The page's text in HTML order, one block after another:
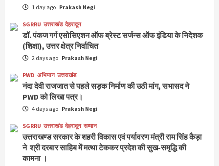
1 day ago Prakash Negi
SGRRU उत्तराखंड देहरादून
डॉ. पंकज गर्ग एसोसिएशन ऑफ ब्रेस्ट सर्जन्स ऑफ इंडिया के निदेशक
(शिक्षा), उत्तर क्षेत्र निर्वाचित
2 days ago Prakash Negi
PWD अभियान उत्तराखंड
नंदा देवी राजजात से पहले सड़क निर्माण की उठी मांग, सभासद ने
PWD को लिखा पत्र।
4 days ago Prakash Negi
SGRRU उत्तराखंड देहरादून सम्मान
उत्तराखण्ड सरकार के शहरी विकास एवं पर्यावरण मंत्री राम सिंह कैड़ा
ने श्री दरबार साहिब में मत्था टेककर प्रदेश की सुख-समृद्धि की
कामना ।